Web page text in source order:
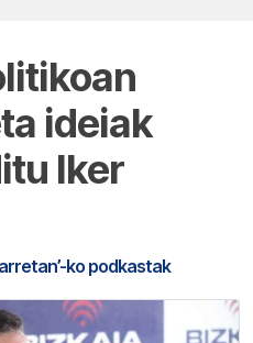
ideiak
Iker
ko podkastak